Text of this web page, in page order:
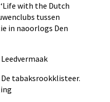
‘Life with the Dutch
tussen
in naoorlogs Den
De tabaksrookklisteer.